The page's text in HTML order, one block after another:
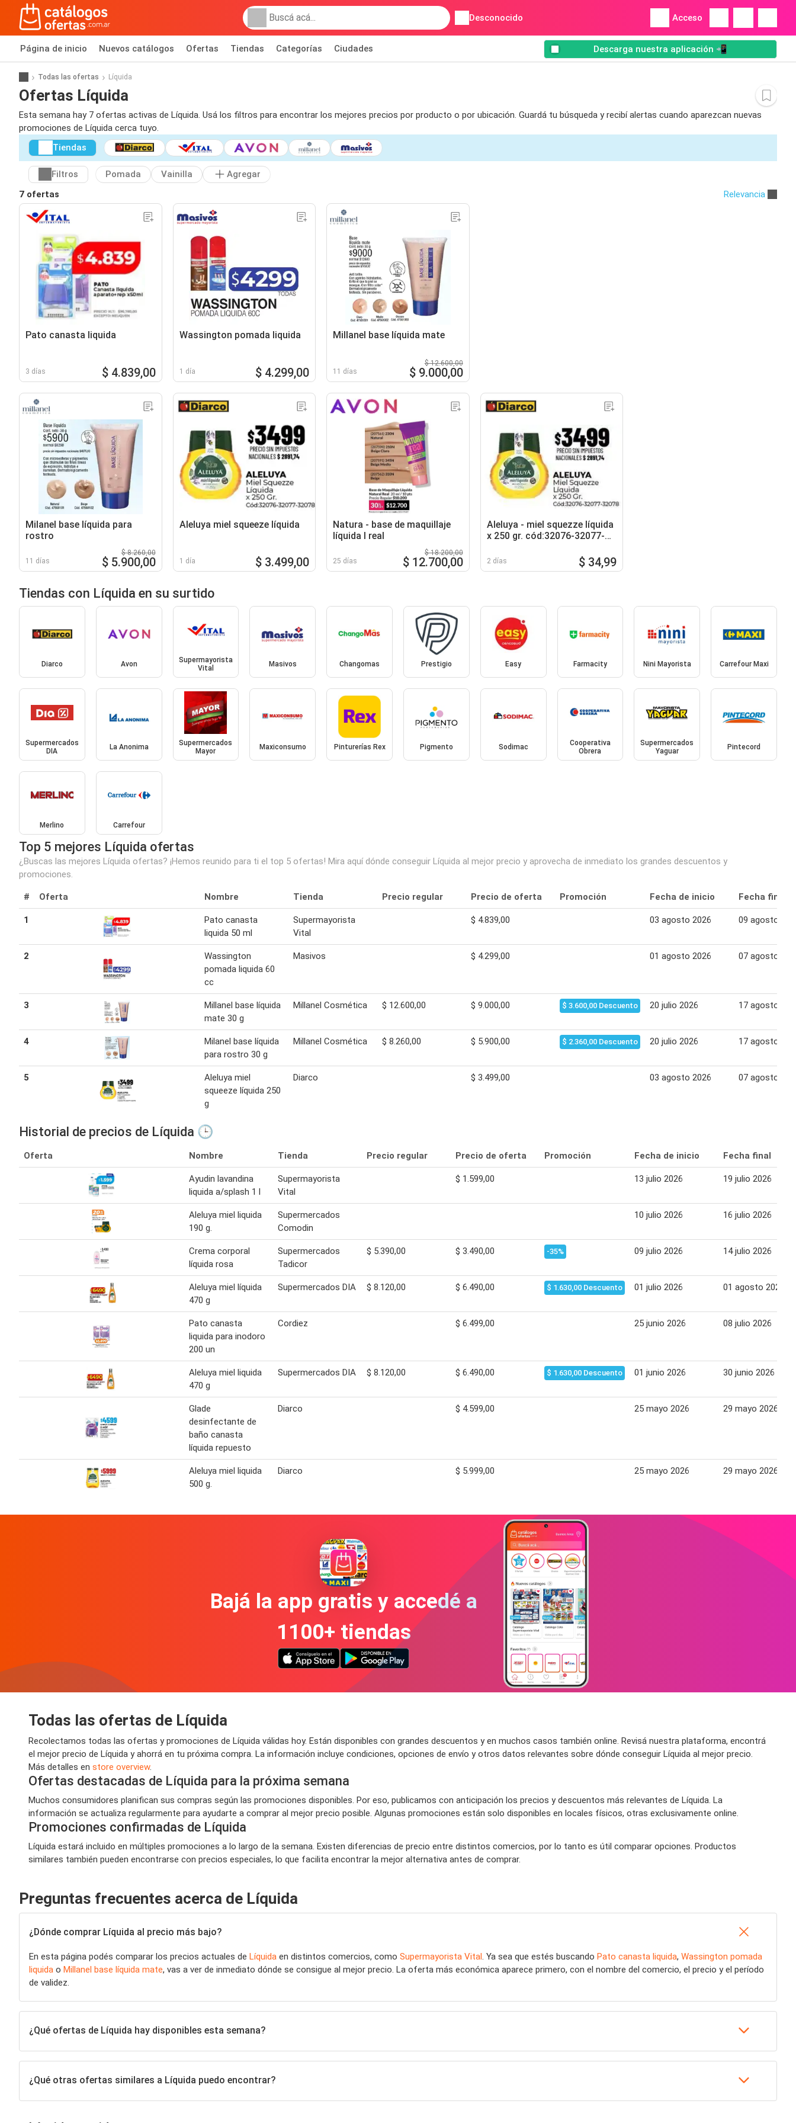
Desconocido Acceso
Página de inicio Nuevos catálogos Ofertas Tiendas Categorías Ciudades Descarga nuestra aplicación 📲
Todas las ofertas Líquida
Ofertas Líquida
Esta semana hay 7 ofertas activas de Líquida. Usá los filtros para encontrar los mejores precios por producto o por ubicación. Guardá tu búsqueda y recibí alertas cuando aparezcan nuevas
promociones de Líquida cerca tuyo.
Tiendas
Filtros Pomada Vainilla
Agregar
7 ofertas
Relevancia
Pato canasta liquida
3 días $ 4.839,00
Wassington pomada liquida
1 día $ 4.299,00
Millanel base líquida mate
11 días
$ 12.600,00
$ 9.000,00
Milanel base líquida para
rostro
11 días
$ 8.260,00
$ 5.900,00
Aleluya miel squeeze líquida
1 día $ 3.499,00
Natura - base de maquillaje
líquida l real
25 días
$ 18.200,00
$ 12.700,00
Aleluya - miel squezze líquida
x 250 gr. cód:32076-32077-
2 días $ 34,99
Tiendas con Líquida en su surtido
Diarco Avon
Supermayorista
Vital
Masivos Changomas Prestigio Easy Farmacity Nini Mayorista Carrefour Maxi
Supermercados
DIA
La Anonima
Supermercados
Mayor
Maxiconsumo Pinturerías Rex Pigmento Sodimac
Cooperativa
Obrera
Supermercados
Yaguar
Pintecord
Merlino Carrefour
Top 5 mejores Líquida ofertas
¿Buscas las mejores Líquida ofertas? ¡Hemos reunido para ti el top 5 ofertas! Mira aquí dónde conseguir Líquida al mejor precio y aprovecha de inmediato los grandes descuentos y
promociones.
# Oferta Nombre Tienda Precio regular Precio de oferta Promoción Fecha de inicio Fecha final
1
Pato canasta
liquida 50 ml
Supermayorista
Vital
$ 4.839,00 03 agosto 2026 09 agosto
2
Wassington
pomada liquida 60
cc
Masivos $ 4.299,00 01 agosto 2026 07 agosto
3
Millanel base líquida
mate 30 g
Millanel Cosmética $ 12.600,00 $ 9.000,00 $ 3.600,00 Descuento 20 julio 2026 17 agosto
4
Milanel base líquida
para rostro 30 g
Millanel Cosmética $ 8.260,00 $ 5.900,00 $ 2.360,00 Descuento 20 julio 2026 17 agosto
5
Aleluya miel
squeeze líquida 250
g
Diarco $ 3.499,00 03 agosto 2026 07 agosto
Historial de precios de Líquida 🕒
Oferta Nombre Tienda Precio regular Precio de oferta Promoción Fecha de inicio Fecha final
Ayudin lavandina
liquida a/splash 1 l
Supermayorista
Vital
$ 1.599,00 13 julio 2026 19 julio 2026
Aleluya miel liquida
190 g.
Supermercados
Comodin
10 julio 2026 16 julio 2026
Crema corporal
líquida rosa
Supermercados
Tadicor
$ 5.390,00 $ 3.490,00 -35% 09 julio 2026 14 julio 2026
Aleluya miel líquida
470 g
Supermercados DIA $ 8.120,00 $ 6.490,00 $ 1.630,00 Descuento 01 julio 2026 01 agosto 2026
Pato canasta
liquida para inodoro
200 un
Cordiez $ 6.499,00 25 junio 2026 08 julio 2026
Aleluya miel liquida
470 g
Supermercados DIA $ 8.120,00 $ 6.490,00 $ 1.630,00 Descuento 01 junio 2026 30 junio 2026
Glade
desinfectante de
baño canasta
líquida repuesto
Diarco $ 4.599,00 25 mayo 2026 29 mayo 2026
Aleluya miel liquida
500 g.
Diarco $ 5.999,00 25 mayo 2026 29 mayo 2026
Bajá la app gratis y accedé a
1100+ tiendas
Todas las ofertas de Líquida
Recolectamos todas las ofertas y promociones de Líquida válidas hoy. Están disponibles con grandes descuentos y en muchos casos también online. Revisá nuestra plataforma, encontrá
el mejor precio de Líquida y ahorrá en tu próxima compra. La información incluye condiciones, opciones de envío y otros datos relevantes sobre dónde conseguir Líquida al mejor precio.
Más detalles en store overview.
Ofertas destacadas de Líquida para la próxima semana
Muchos consumidores planifican sus compras según las promociones disponibles. Por eso, publicamos con anticipación los precios y descuentos más relevantes de Líquida. La
información se actualiza regularmente para ayudarte a comprar al mejor precio posible. Algunas promociones están solo disponibles en locales físicos, otras exclusivamente online.
Promociones confirmadas de Líquida
Líquida estará incluido en múltiples promociones a lo largo de la semana. Existen diferencias de precio entre distintos comercios, por lo tanto es útil comparar opciones. Productos
similares también pueden encontrarse con precios especiales, lo que facilita encontrar la mejor alternativa antes de comprar.
Preguntas frecuentes acerca de Líquida
¿Dónde comprar Líquida al precio más bajo?
En esta página podés comparar los precios actuales de Líquida en distintos comercios, como Supermayorista Vital. Ya sea que estés buscando Pato canasta liquida, Wassington pomada
liquida o Millanel base líquida mate, vas a ver de inmediato dónde se consigue al mejor precio. La oferta más económica aparece primero, con el nombre del comercio, el precio y el período
de validez.
¿Qué ofertas de Líquida hay disponibles esta semana?
¿Qué otras ofertas similares a Líquida puedo encontrar?